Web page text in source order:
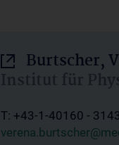
Burtscher,
Institut für
T: +43-1-40160 -